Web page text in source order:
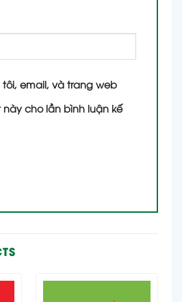
tôi, email, và trang web
cho lần bình luận kế